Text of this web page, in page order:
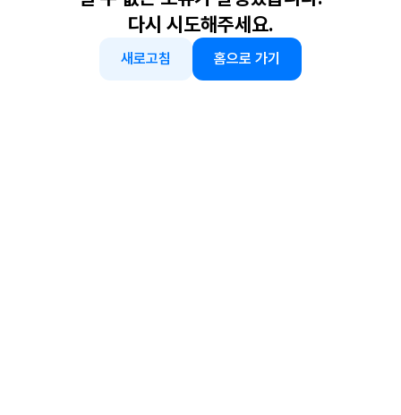
다시 시도해주세요.
새로고침 홈으로 가기